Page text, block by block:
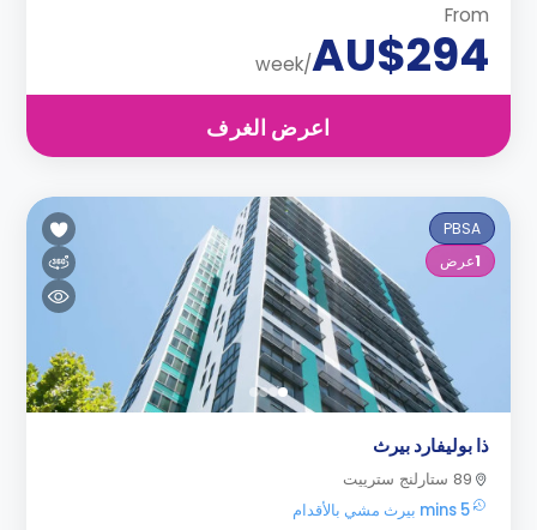
From
AU$294
/week
اعرض الغرف
PBSA
1عرض
ذا بوليفارد بيرث
89 ستارلنج سترييت
5 mins بيرث مشي بالأقدام